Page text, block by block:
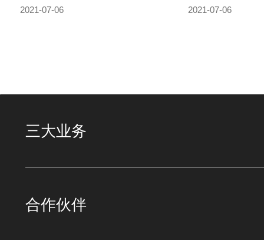
2021-07-06
2021-07-06
三大业务
合作伙伴